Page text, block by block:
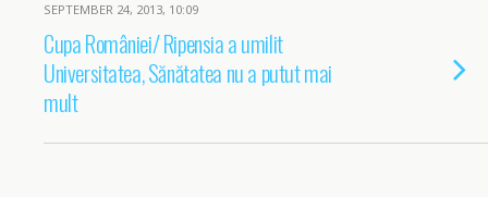
SEPTEMBER 24, 2013, 10:09
Cupa României/ Ripensia a umilit
Universitatea, Sănătatea nu a putut mai
mult